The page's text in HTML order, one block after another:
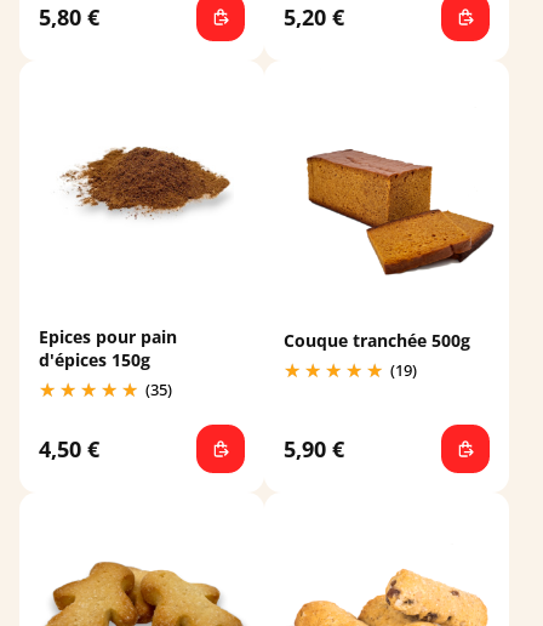
5,80 € 5,20 €
Epices pour pain
d'épices 150g
(35)
4,50 €
Couque tranchée 500g
(19)
5,90 €